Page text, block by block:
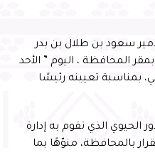
سعود بن طلال بن بدر
المحافظة ، اليوم ” الأحد
بمناسبة تعيينه رئيسًا
الذي تقوم به إدارة
بالمحافظة، منوّهًا بما